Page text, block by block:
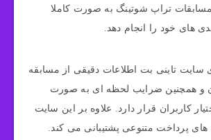
مسابقات تراپ شوتینگ به صورت کاملا
های خود را انجام دهد.
سایت تاینی بت اطلاعات دقیقی از مسابقه
و همچنین ضرایب لحظه ای به صورت
کاربران قرار دارد. علاوه بر این سایت
پرداخت متنوعی پشتیبانی می کند.